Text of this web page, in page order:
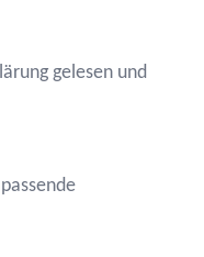
gelesen und